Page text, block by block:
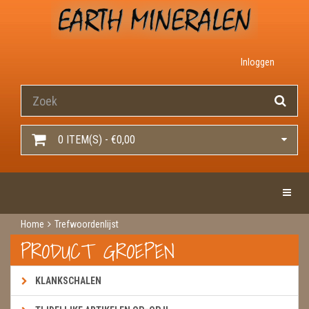
Inloggen
0 ITEM(S) - €0,00
Home Trefwoordenlijst
PRODUCT GROEPEN
KLANKSCHALEN